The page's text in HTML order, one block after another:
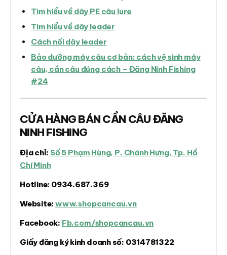
Tìm hiểu về dây PE câu lure
Tìm hiểu về dây leader
Cách nối dây leader
Bảo dưỡng máy câu cơ bản: cách vệ sinh máy
câu, cần câu đúng cách – Đăng Ninh Fishing
#24
CỬA HÀNG BÁN CẦN CÂU ĐĂNG
NINH FISHING
Địa chỉ: Số 5 Phạm Hùng, P. Chánh Hưng, Tp. Hồ
Chí Minh
Hotline: 0934.687.369
Website: www.shopcancau.vn
Facebook: Fb.com/shopcancau.vn
Giấy đăng ký kinh doanh số: 0314781322